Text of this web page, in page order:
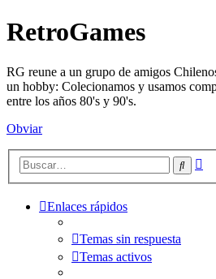
RetroGames
RG reune a un grupo de amigos
un hobby: Colecionamos y usamos
entre los años 80's y 90's.
Obviar
Buscar
Enlaces rápidos
Temas sin respuesta
Temas activos